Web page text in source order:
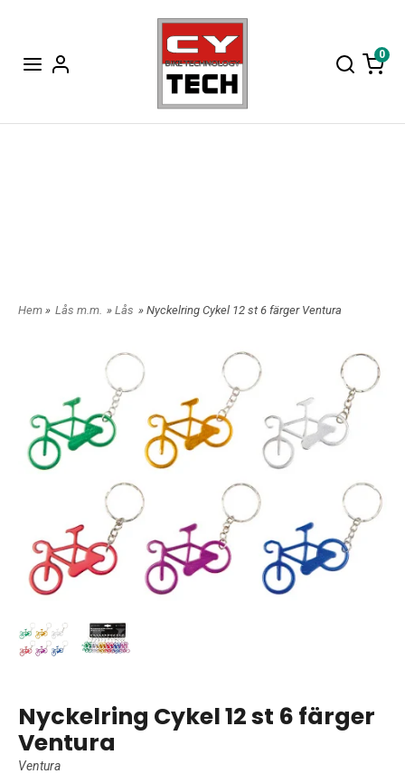
0
Hem » Lås m.m. » Lås » Nyckelring Cykel 12 st 6 färger Ventura
Nyckelring Cykel 12 st 6 färger
Ventura
Ventura